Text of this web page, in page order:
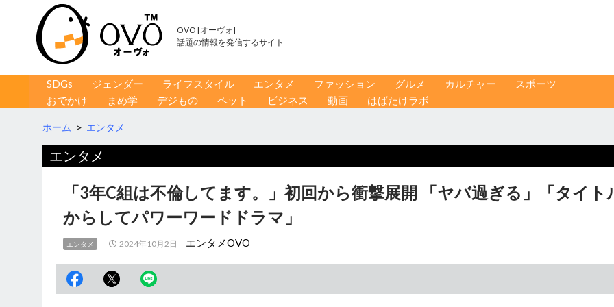
OVO [オーヴォ]
話題の情報を発信するサイト
コンテンツへ移動
SDGs ジェンダー ライフスタイル エンタメ ファッション グルメ カルチャー
スポーツ
おでかけ
まめ学 デジもの ペット ビジネス 動画 はばたけラボ
ホーム > エンタメ
エンタメ
「3年C組は不倫してます。」初回から衝撃展開 「ヤバ過ぎる」「タイト
からしてパワーワードドラマ」
エンタメ 2024年10月2日 エンタメOVO